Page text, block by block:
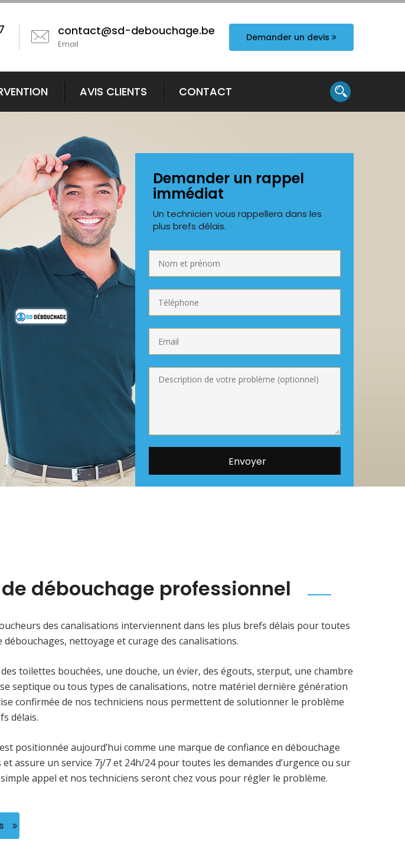
contact@sd-debouchage.be
Email
Demander un devis
AVIS CLIENTS CONTACT
Demander un rappel
immédiat
Un technicien vous rappellera dans les
plus brefs délais.
débouchage professionnel
des canalisations interviennent dans les plus brefs délais pour toutes
débouchages, nettoyage et curage des canalisations.
toilettes bouchées, une douche, un évier, des égouts, sterput, une chambre
septique ou tous types de canalisations, notre matériel dernière génération
confirmée de nos techniciens nous permettent de solutionner le problème
délais.
positionnée aujourd’hui comme une marque de confiance en débouchage
et assure un service 7j/7 et 24h/24 pour toutes les demandes d’urgence ou sur
appel et nos techniciens seront chez vous pour régler le problème.